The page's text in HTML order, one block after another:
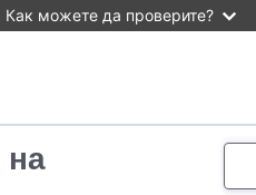
Как можете да проверите?
на
e